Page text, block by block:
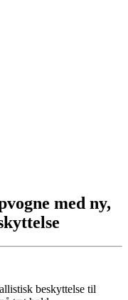
med ny,
beskyttelse til